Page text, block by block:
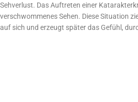
Sehverlust. Das Auftreten einer
verschwommenes Sehen. Diese Situation
auf sich und erzeugt später das Gefühl,